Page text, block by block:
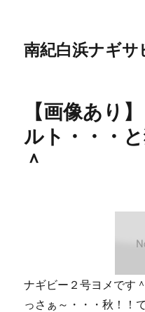
南紀白浜ナギ
【画像あり
ルト・・・
＾
ナギビー２号ヨメです
っさぁ～・・・秋！！